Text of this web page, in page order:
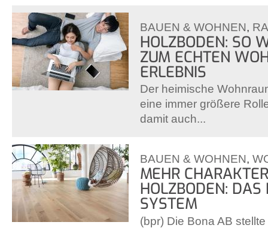
BAUEN & WOHNEN,
HOLZBODEN: SO
ZUM ECHTEN
ERLEBNIS
Der heimische
eine immer größere
damit auch...
BAUEN & WOHNEN,
MEHR
HOLZBODEN: DAS
SYSTEM
(bpr) Die Bona AB